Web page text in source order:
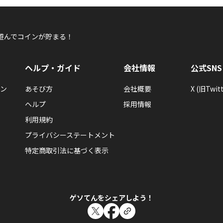
でコインが貯まる！
ヘルプ・ガイド
あそび方
ヘルプ
利用規約
プライバシーステートメント
特定商取引法に基づく表示
会社情報
会社概要
採用情報
公式SNS
X (旧
ゲソてんをシェアしよう！